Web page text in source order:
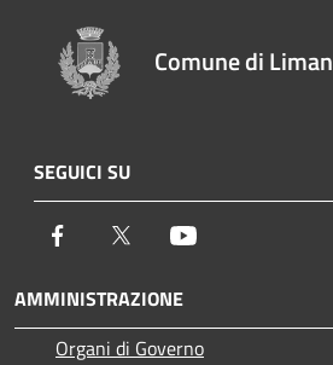
Comune di
SEGUICI SU
Facebook Twitter
AMMINISTRAZIONE
Organi di Governo